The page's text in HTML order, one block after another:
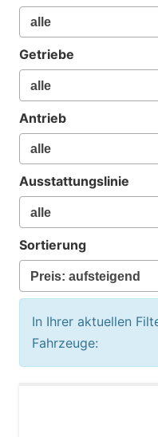
Getriebe
Antrieb
Ausstattungslinie
Sortierung
In Ihrer aktuellen
Fahrzeuge: